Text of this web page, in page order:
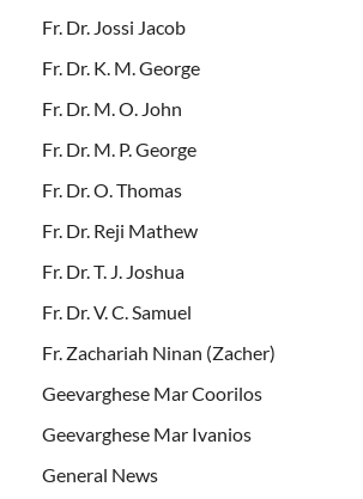
Fr. Dr. Jossi Jacob
Fr. Dr. K. M. George
Fr. Dr. M. O. John
Fr. Dr. M. P. George
Fr. Dr. O. Thomas
Fr. Dr. Reji Mathew
Fr. Dr. T. J. Joshua
Fr. Dr. V. C. Samuel
Fr. Zachariah Ninan (Zacher)
Geevarghese Mar Coorilos
Geevarghese Mar Ivanios
General News